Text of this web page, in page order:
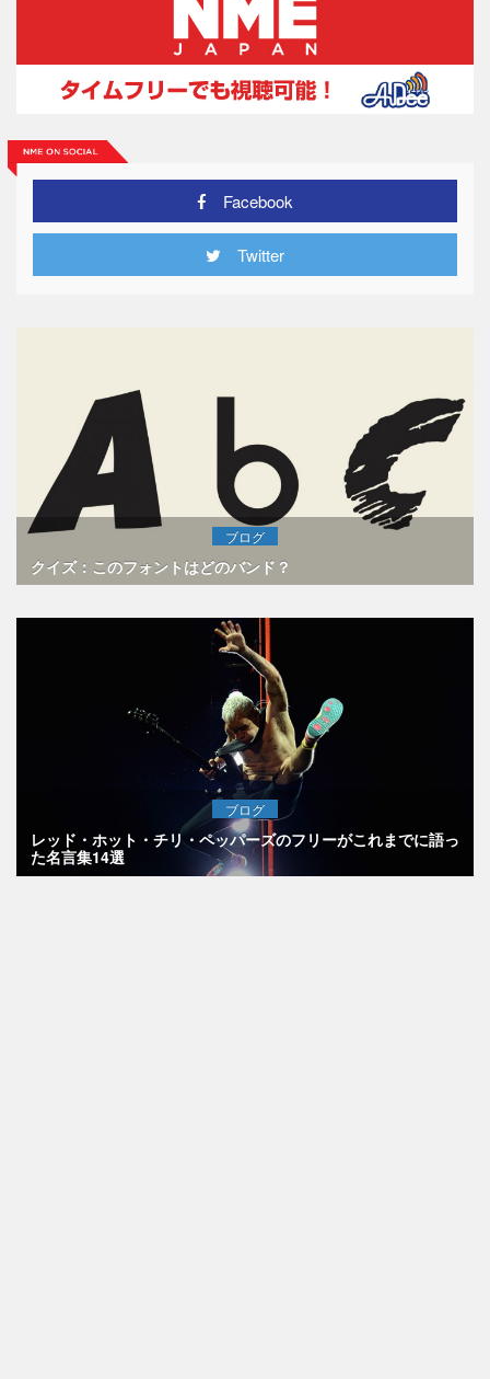
Facebook
Twitter
ブログ
クイズ：このフォントはどのバンド？
ブログ
レッド・ホット・チリ・ペッパーズのフリーがこれまでに語っ
た名言集14選